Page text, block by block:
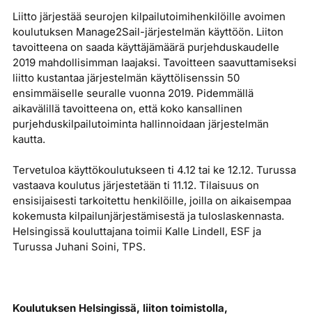
Liitto järjestää seurojen kilpailutoimihenkilöille avoimen
koulutuksen Manage2Sail-järjestelmän käyttöön. Liiton
tavoitteena on saada käyttäjämäärä purjehduskaudelle
2019 mahdollisimman laajaksi. Tavoitteen saavuttamiseksi
liitto kustantaa järjestelmän käyttölisenssin 50
ensimmäiselle seuralle vuonna 2019. Pidemmällä
aikavälillä tavoitteena on, että koko kansallinen
purjehduskilpailutoiminta hallinnoidaan järjestelmän
kautta.
Tervetuloa käyttökoulutukseen ti 4.12 tai ke 12.12. Turussa
vastaava koulutus järjestetään ti 11.12. Tilaisuus on
ensisijaisesti tarkoitettu henkilöille, joilla on aikaisempaa
kokemusta kilpailunjärjestämisestä ja tuloslaskennasta.
Helsingissä kouluttajana toimii Kalle Lindell, ESF ja
Turussa Juhani Soini, TPS.
Koulutuksen Helsingissä, liiton toimistolla,